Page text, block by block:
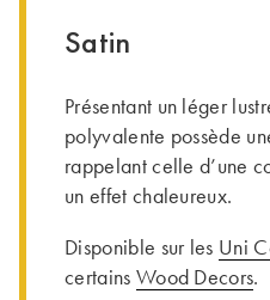
Satin
Présentant un léger
polyvalente possède
rappelant celle d’une
un effet chaleureux.
Disponible sur les Uni
certains Wood Decors.